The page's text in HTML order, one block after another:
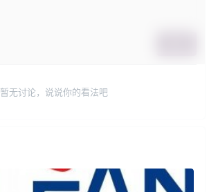
暂无讨论，说说你的看法吧